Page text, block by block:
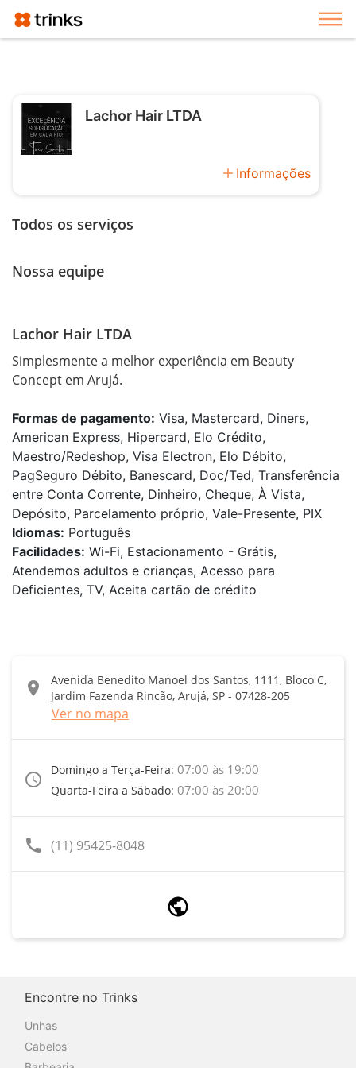
Lachor Hair LTDA
add Informações
Todos os serviços
Nossa equipe
Lachor Hair LTDA
Simplesmente a melhor experiência em Beauty
Concept em Arujá.
Formas de pagamento: Visa, Mastercard, Diners,
American Express, Hipercard, Elo Crédito,
Maestro/Redeshop, Visa Electron, Elo Débito,
PagSeguro Débito, Banescard, Doc/Ted, Transferência
entre Conta Corrente, Dinheiro, Cheque, À Vista,
Depósito, Parcelamento próprio, Vale-Presente, PIX
Idiomas: Português
Facilidades: Wi-Fi, Estacionamento - Grátis,
Atendemos adultos e crianças, Acesso para
Deficientes, TV, Aceita cartão de crédito
location_on
Avenida Benedito Manoel dos Santos, 1111, Bloco C,
Jardim Fazenda Rincão, Arujá, SP - 07428-205
Ver no mapa
access_time
Domingo a Terça-Feira: 07:00 às 19:00
Quarta-Feira a Sábado: 07:00 às 20:00
call (11) 95425-8048
Encontre no Trinks
Unhas
Cabelos